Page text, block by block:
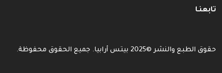
تابعنـا
حقوق الطبع والنشر ©2025 بيتس أرابيا. جميع الحقوق محفوظة.